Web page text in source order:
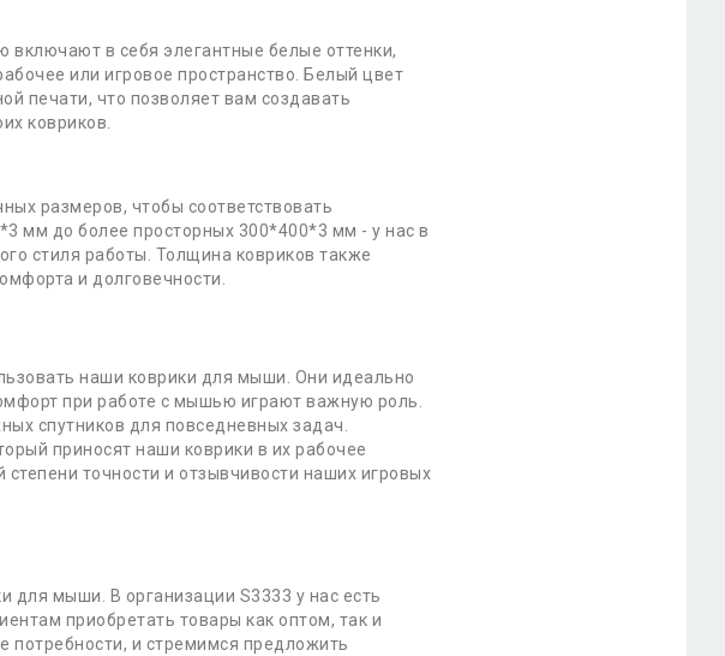
в себя элегантные белые оттенки,
или игровое пространство. Белый цвет
печати, что позволяет вам создавать
ковриков.
размеров, чтобы соответствовать
мм до более просторных 300*400*3 мм - у нас в
стиля работы. Толщина ковриков также
и долговечности.
наши коврики для мыши. Они идеально
при работе с мышью играют важную роль.
спутников для повседневных задач.
приносят наши коврики в их рабочее
точности и отзывчивости наших игровых
для мыши. В организации S3333 у нас есть
приобретать товары как оптом, так и
и стремимся предложить